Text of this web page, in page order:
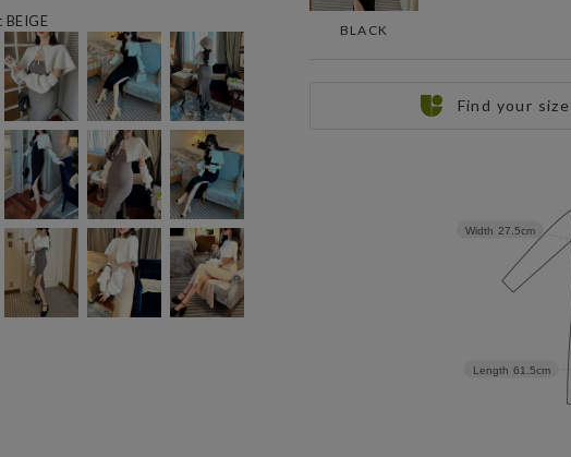
BLACK
Find your size
Length 61.5cm
Width 27.5cm